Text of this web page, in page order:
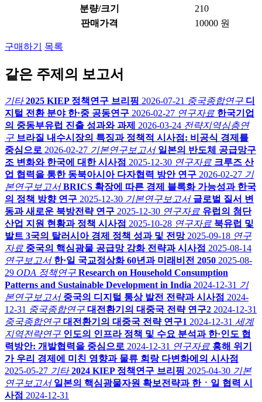
분량/크기
210
판매가격
10000 원
구매하기 목록
같은 주제의 보고서
기타 2025 KIEP 정책연구 브리핑 2026-07-21 중국종합연구 디
지털 전환 분야 한·중 공동연구 2026-02-27 연구자료 한국기업
의 중동부유럽 진출 성과와 과제
2026-03-24 전략지역심층연
구 브라질 내수시장의 특징과 정책적 시사점: 비공식 경제를
중심으로 2026-02-27 기본연구보고서 일본의 반도체 공급망구
조 변화와 한국에 대한 시사점 2025-12-30 연구자료 크루즈 산
업 협력을 통한 동북아시아 다자협력 방안 연구 2026-02-27 기
본연구보고서 BRICS 확장에 따른 경제 블록화 가능성과 한국
의 정책 방향 연구 2025-12-30 기본연구보고서 글로벌 질서 변
동과 새로운 북방전략 연구 2025-12-30 연구자료 유럽의 첨단
산업 지원 현황과 정책 시사점 2025-10-28 연구자료 북유럽 및
발트 3국의 탈러시아 경제 정책 성과 및 전망 2025-09-18 연구
자료 중국의 핵심광물 공급망 강화 전략과 시사점 2025-08-14
연구보고서 한·일 국교정상화 60년과 미래비전 2050 2025-08-
29 ODA 정책연구 Research on Household Consumption
Patterns and Sustainable Development in India 2024-12-31 기
본연구보고서 중국의 디지털 통상 발전 전략과 시사점 2024-
12-31 중국종합연구 대전환기의 대중국 전략 연구2 2024-12-31
중국종합연구 대전환기의 대중국 전략 연구1 2024-12-31 세계
지역전략연구 인도의 인프라 정책 및 수요 분석과 한·인도 협
력방안: 개발협력을 중심으로 2024-12-31 연구자료 홍해 위기
가 우리 경제에 미친 영향과 물류 회랑 다변화에의 시사점
2025-05-27 기타 2024 KIEP 정책연구 브리핑 2025-04-30 기본
연구보고서 일본의 핵심광물자원 확보전략과 한ㆍ일 협력 시
사점 2024-12-31